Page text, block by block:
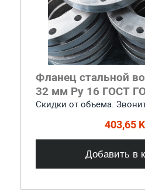
Фланец стальной
32 мм Ру 16 ГОСТ
Скидки от объема.
403,65
Добавить в